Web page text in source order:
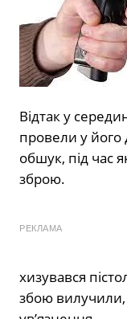
Відтак у
провели у його
обшук, під час
зброю.
РЕКЛАМА
хизувався
збою вилучили,